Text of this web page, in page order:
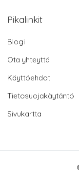
Pikalinkit
Blogi
Ota yhteyttä
Käyttöehdot
Tietosuojakäytäntö
Sivukartta